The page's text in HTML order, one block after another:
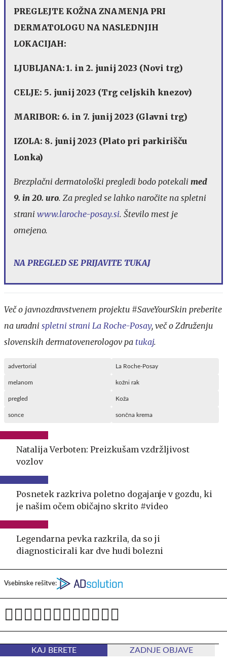
PREGLEJTE KOŽNA ZNAMENJA PRI
DERMATOLOGU NA NASLEDNJIH
LOKACIJAH:
LJUBLJANA:1. in 2. junij 2023 (Novi trg)
CELJE: 5. junij 2023 (Trg celjskih knezov)
MARIBOR: 6. in 7. junij 2023 (Glavni trg)
IZOLA: 8. junij 2023 (Plato pri parkirišču
Lonka)
Brezplačni dermatološki pregledi bodo potekali med
9. in 20. uro. Za pregled se lahko naročite na spletni
strani www.laroche-posay.si. Število mest je
omejeno.
NA PREGLED SE PRIJAVITE TUKAJ
Več o javnozdravstvenem projektu #SaveYourSkin preberite
na uradni spletni strani La Roche-Posay, več o Združenju
slovenskih dermatovenerologov pa tukaj.
advertorial La Roche-Posay
melanom kožni rak
pregled Koža
sonce sončna krema
Natalija Verboten: Preizkušam vzdržljivost
vozlov
Posnetek razkriva poletno dogajanje v gozdu, ki
je našim očem običajno skrito #video
Legendarna pevka razkrila, da so ji
diagnosticirali kar dve hudi bolezni
Vsebinske rešitve:
KAJ BERETE ZADNJE OBJAVE